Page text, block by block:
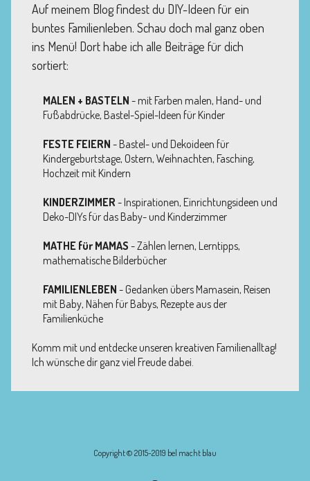
Auf meinem Blog findest du DIY-Ideen für ein
buntes Familienleben. Schau doch mal ganz oben
ins Menü! Dort habe ich alle Beiträge für dich
sortiert:
MALEN + BASTELN - mit Farben malen, Hand- und
Fußabdrücke, Bastel-Spiel-Ideen für Kinder
FESTE FEIERN - Bastel- und Dekoideen für
Kindergeburtstage, Ostern, Weihnachten, Fasching,
Hochzeit mit Kindern
KINDERZIMMER - Inspirationen, Einrichtungsideen und
Deko-DIYs für das Baby- und Kinderzimmer
MATHE für MAMAS - Zählen lernen, Lerntipps,
mathematische Bilderbücher
FAMILIENLEBEN - Gedanken übers Mamasein, Reisen
mit Baby, Nähen für Babys, Rezepte aus der
Familienküche
Komm mit und entdecke unseren kreativen Familienalltag!
Ich wünsche dir ganz viel Freude dabei.
Copyright © 2015-2019 bel macht blau